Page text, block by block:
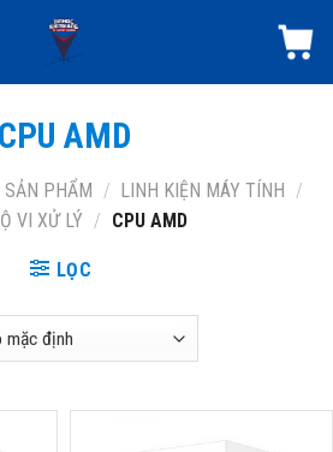
CPU AMD
PHẨM / LINH KIỆN MÁY TÍNH
/
VI XỬ LÝ / CPU AMD
LỌC